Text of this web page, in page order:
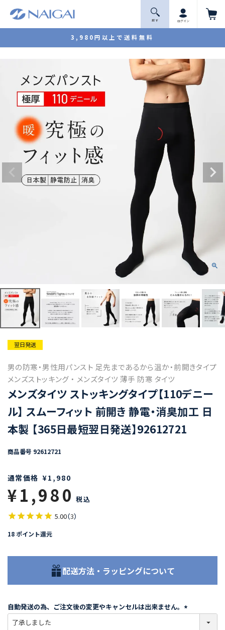
3,980円以上で送料無料
探 す ログイン
翌日発送
男の防寒・男性用パンスト 足先まであるから温か・前開きタイプ
メンズストッキング ・ メンズタイツ 薄手 防寒 タイツ
メンズタイツ ストッキングタイプ【110デニー
ル】 スムーフィット 前開き 静電・消臭加工 日
本製 【365日最短翌日発送】92612721
商品番号 92612721
通常価格 ¥1,980
¥1,980 税込
5.00（3）
18 ポイント還元
配送方法・ラッピングについて
自動発送の為、ご注文後の変更やキャンセルは出来ません。